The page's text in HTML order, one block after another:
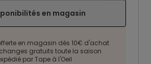
en magasin
en magasin dès 10€ d'achat
gratuits toute la saison
par Tape à l'Oeil